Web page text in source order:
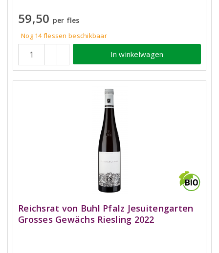
59,50 per fles
Nog 14flessenbeschikbaar
In winkelwagen
Reichsrat von Buhl Pfalz Jesuitengarten
Grosses Gewächs Riesling 2022